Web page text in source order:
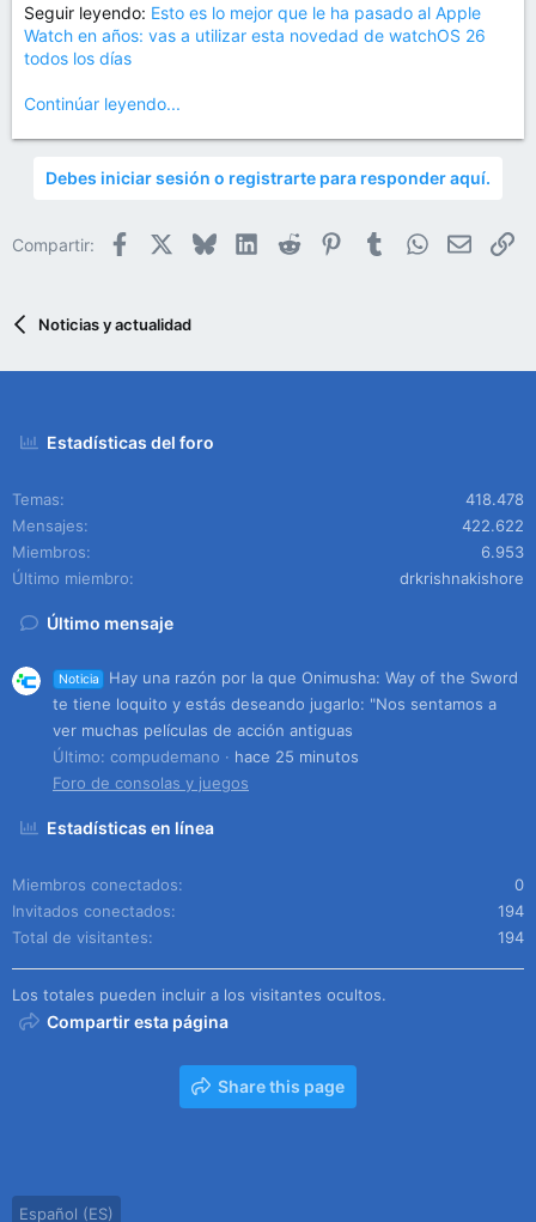
Seguir leyendo: Esto es lo mejor que le ha pasado al Apple
Watch en años: vas a utilizar esta novedad de watchOS 26
todos los días
Continúar leyendo...
Debes iniciar sesión o registrarte para responder aquí.
Compartir: Facebook BlueskyLinkedIn
Reddit PinterestTumblrWhatsApp
Email
Noticias y actualidad
Estadísticas del foro
Temas
418.478
Mensajes
422.622
Miembros
6.953
Último miembro
drkrishnakishore
Último mensaje
Noticia
Hay una razón por la que Onimusha: Way of the Sword
te tiene loquito y estás deseando jugarlo: "Nos sentamos a
ver muchas películas de acción antiguas
Último: compudemano
hace 25 minutos
Foro de consolas y juegos
Estadísticas en línea
Miembros conectados
0
Invitados conectados
194
Total de visitantes
194
Los totales pueden incluir a los visitantes ocultos.
Compartir esta página
Share this page
Español (ES)